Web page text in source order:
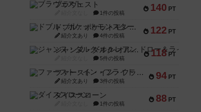
140 PT
ブラヴェスト
1件の投稿
122 PT
ドブル：ポケットモンスター
紹介文あり 4件の投稿
118 PT
ジャンヌ・ダルク-オルレアン ドロー＆ライト
5件の投稿
94 PT
ファースト・イン・フライト
紹介文あり 3件の投稿
88 PT
ダイススローン
1件の投稿